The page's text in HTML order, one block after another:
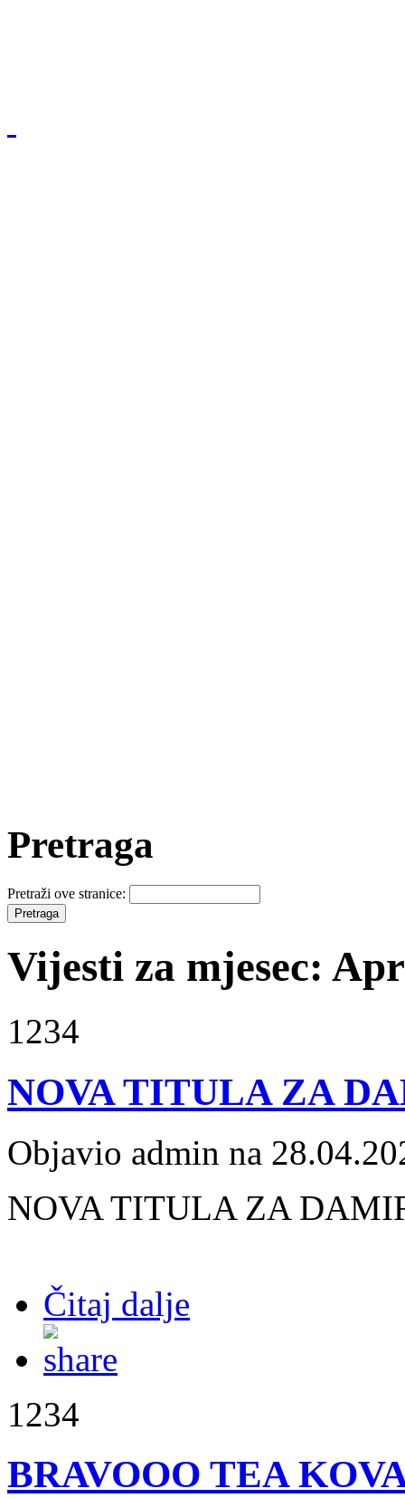
Pretraga
Pretraži ove stranice:
Vijesti za mjesec:
1234
NOVA TITULA ZA
Objavio admin na
NOVA TITULA ZA
Čitaj dalje
1234
BRAVOOO TEA